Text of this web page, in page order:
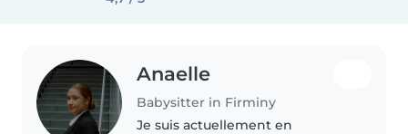
Anaelle
Babysitter in Firminy
Je suis actuellement en